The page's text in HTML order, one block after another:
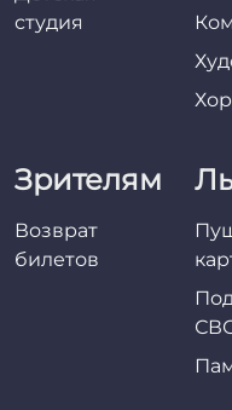
студия
Зрителям
Возврат
билетов